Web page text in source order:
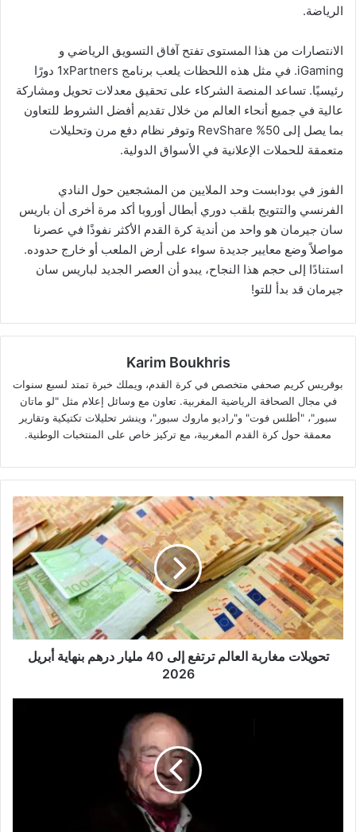
الرياضة.
الانتصارات من هذا المستوى تفتح آفاق التسويق الرياضي و
iGaming. في مثل هذه اللحظات يلعب برنامج 1xPartners دورًا
رئيسيًا. تساعد المنصة الشركاء على تحقيق معدلات تحويل ومشاركة
عالية في جميع أنحاء العالم من خلال تقديم أفضل الشروط للتعاون
بما يصل إلى 50% RevShare وتوفر نظام دفع مرن وتحليلات
متعمقة للحملات الإعلانية في الأسواق الدولية.
الفوز في بودابست وحد الملايين من المشجعين حول النادي
الفرنسي والتتويج بلقب دوري أبطال أوروبا أكد مرة أخرى أن باريس
سان جيرمان هو واحد من أندية كرة القدم الأكثر نفوذًا في عصرنا
مواصلاً وضع معايير جديدة سواء على أرض الملعب أو خارج حدوده.
استنادًا إلى حجم هذا النجاح، يبدو أن العصر الجديد لباريس سان
جيرمان قد بدأ للتو!
Karim Boukhris
بوقريس كريم صحفي متخصص في كرة القدم، ويملك خبرة تمتد لسبع سنوات
في مجال الصحافة الرياضية المغربية. تعاون مع وسائل إعلام مثل "لو ماتان
سبور"، "أطلس فوت" و"راديو ماروك سبور"، وينشر تحليلات تكتيكية وتقارير
معمقة حول كرة القدم المغربية، مع تركيز خاص على المنتخبات الوطنية.
تحويلات
مغاربة
العالم
ترتفع
إلى
40
مليار
درهم
بنهاية
أبريل
تحويلات مغاربة العالم ترتفع إلى 40 مليار درهم بنهاية أبريل
2026